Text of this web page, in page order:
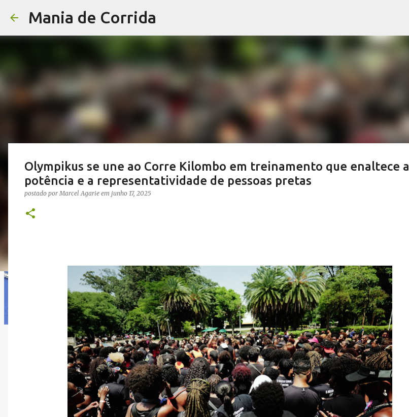
Mania de Corrida
Olympikus se une ao Corre Kilombo em treinamento que enaltece a
potência e a representatividade de pessoas pretas
postado porMarcel Agarie em junho 17, 2025